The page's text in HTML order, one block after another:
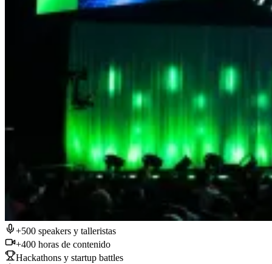
+500 speakers y talleristas
+400 horas de contenido
Hackathons y startup battles